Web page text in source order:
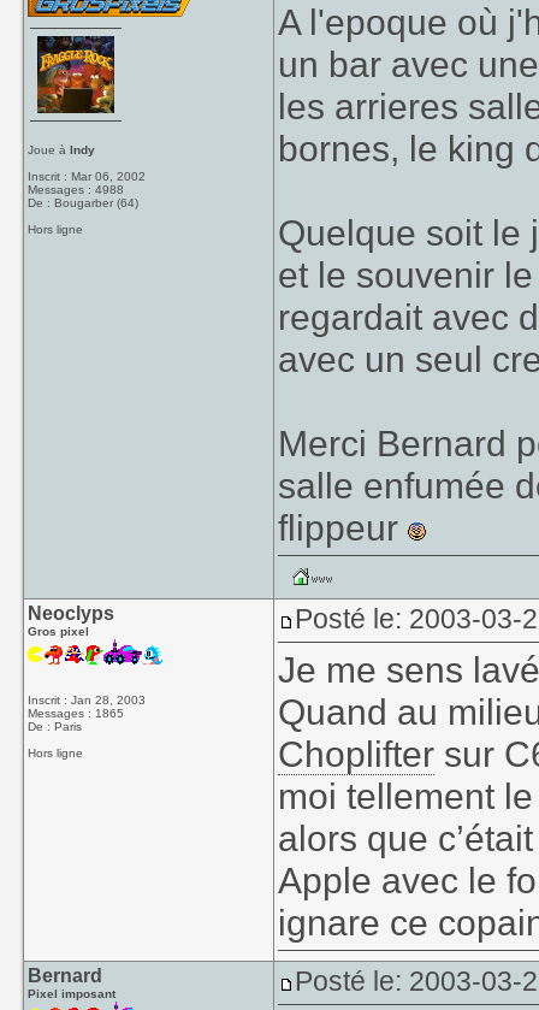
Joue àIndy
Inscrit : Mar 06, 2002
Messages : 4988
De : Bougarber (64)
Hors ligne
A l'epoque où
un bar avec
les arrieres
bornes, le king
Quelque soit le
et le souvenir
regardait avec
avec un seul
Merci Bernard
salle enfumée
flippeur
Neoclyps
Gros pixel
Inscrit : Jan 28, 2003
Messages : 1865
De : Paris
Hors ligne
Posté le: 2003-03-
Je me sens
Quand au
Choplifter sur
moi tellement
alors que
Apple avec le
ignare ce
Bernard
Pixel imposant Posté le: 2003-03-